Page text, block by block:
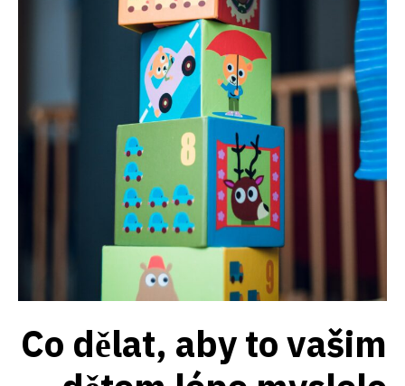
Co dělat, aby to vašim